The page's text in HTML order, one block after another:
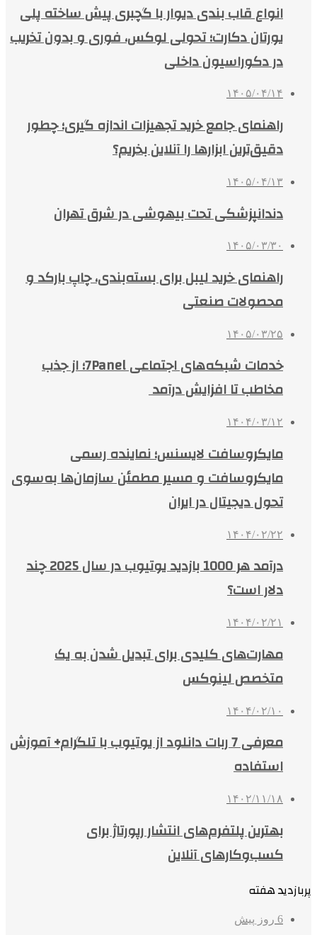
انواع قاب بندی دیوار با گچبری پیش ساخته پلی
یورتان دکارت؛ تحولی لوکس، فوری و بدون تخریب
در دکوراسیون داخلی
۱۴۰۵/۰۴/۱۴
راهنمای جامع خرید تجهیزات اندازه گیری؛ چطور
دقیق‌ترین ابزارها را آنلاین بخریم؟
۱۴۰۵/۰۴/۱۳
دندانپزشکی تحت بیهوشی در شرق تهران
۱۴۰۵/۰۳/۳۰
راهنمای خرید لیبل برای بسته‌بندی، چاپ بارکد و
محصولات صنعتی
۱۴۰۵/۰۳/۲۵
خدمات شبکه‌های اجتماعی 7Panel؛ از جذب
مخاطب تا افزایش درآمد
۱۴۰۴/۰۳/۱۲
مایکروسافت لایسنس؛ نماینده رسمی
مایکروسافت و مسیر مطمئن سازمان‌ها به‌سوی
تحول دیجیتال در ایران
۱۴۰۴/۰۲/۲۲
درآمد هر 1000 بازدید یوتیوب در سال 2025 چند
دلار است؟
۱۴۰۴/۰۲/۲۱
مهارت‌های کلیدی برای تبدیل شدن به یک
متخصص لینوکس
۱۴۰۴/۰۲/۱۰
معرفی 7 ربات دانلود از یوتیوب با تلگرام+ آموزش
استفاده
۱۴۰۲/۱۱/۱۸
بهترین پلتفرم‌های انتشار رپورتاژ برای
کسب‌وکارهای آنلاین
پربازدید هفته
6 روز پیش